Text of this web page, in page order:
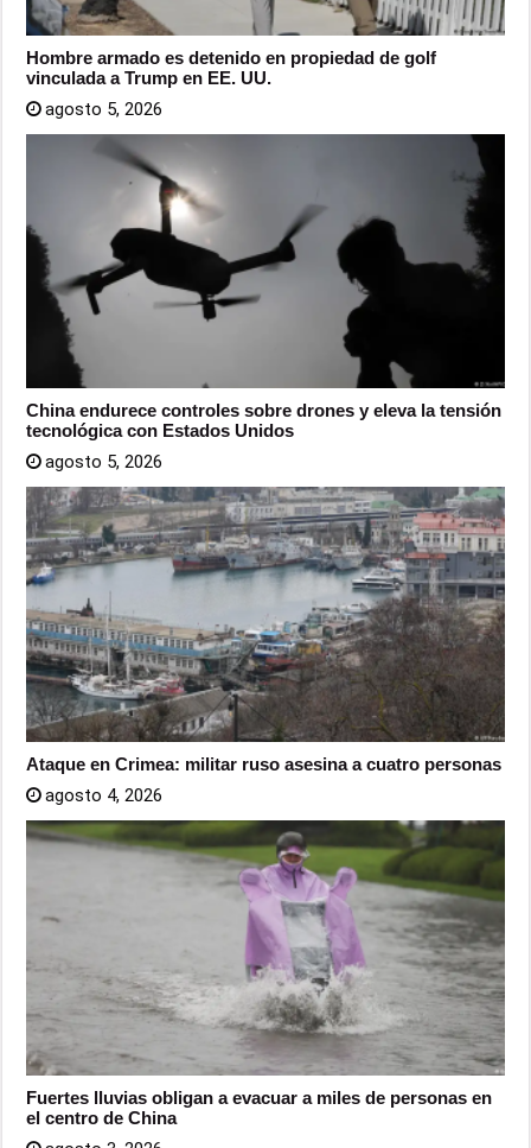
Hombre armado es detenido en propiedad de golf
vinculada a Trump en EE. UU.
agosto 5, 2026
China endurece controles sobre drones y eleva la tensión
tecnológica con Estados Unidos
agosto 5, 2026
Ataque en Crimea: militar ruso asesina a cuatro personas
agosto 4, 2026
Fuertes lluvias obligan a evacuar a miles de personas en
el centro de China